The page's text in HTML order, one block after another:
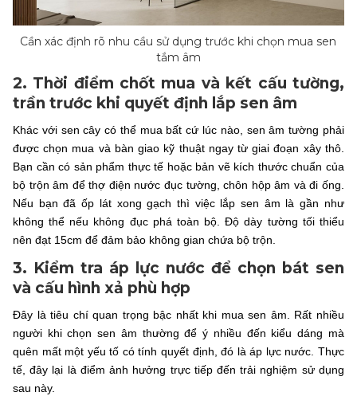
Cần xác định rõ nhu cầu sử dụng trước khi chọn mua sen
tắm âm
2. Thời điểm chốt mua và kết cấu tường,
trần trước khi quyết định lắp sen âm
Khác với sen cây có thể mua bất cứ lúc nào, sen âm tường phải
được chọn mua và bàn giao kỹ thuật ngay từ giai đoạn xây thô.
Bạn cần có sản phẩm thực tế hoặc bản vẽ kích thước chuẩn của
bộ trộn âm để thợ điện nước đục tường, chôn hộp âm và đi ống.
Nếu bạn đã ốp lát xong gạch thì việc lắp sen âm là gần như
không thể nếu không đục phá toàn bộ. Độ dày tường tối thiểu
nên đạt 15cm để đảm bảo không gian chứa bộ trộn.
3. Kiểm tra áp lực nước để chọn bát sen
và cấu hình xả phù hợp
Đây là tiêu chí quan trọng bậc nhất khi mua sen âm. Rất nhiều
người khi chọn sen âm thường để ý nhiều đến kiểu dáng mà
quên mất một yếu tố có tính quyết định, đó là áp lực nước. Thực
tế, đây lại là điểm ảnh hưởng trực tiếp đến trải nghiệm sử dụng
sau này.